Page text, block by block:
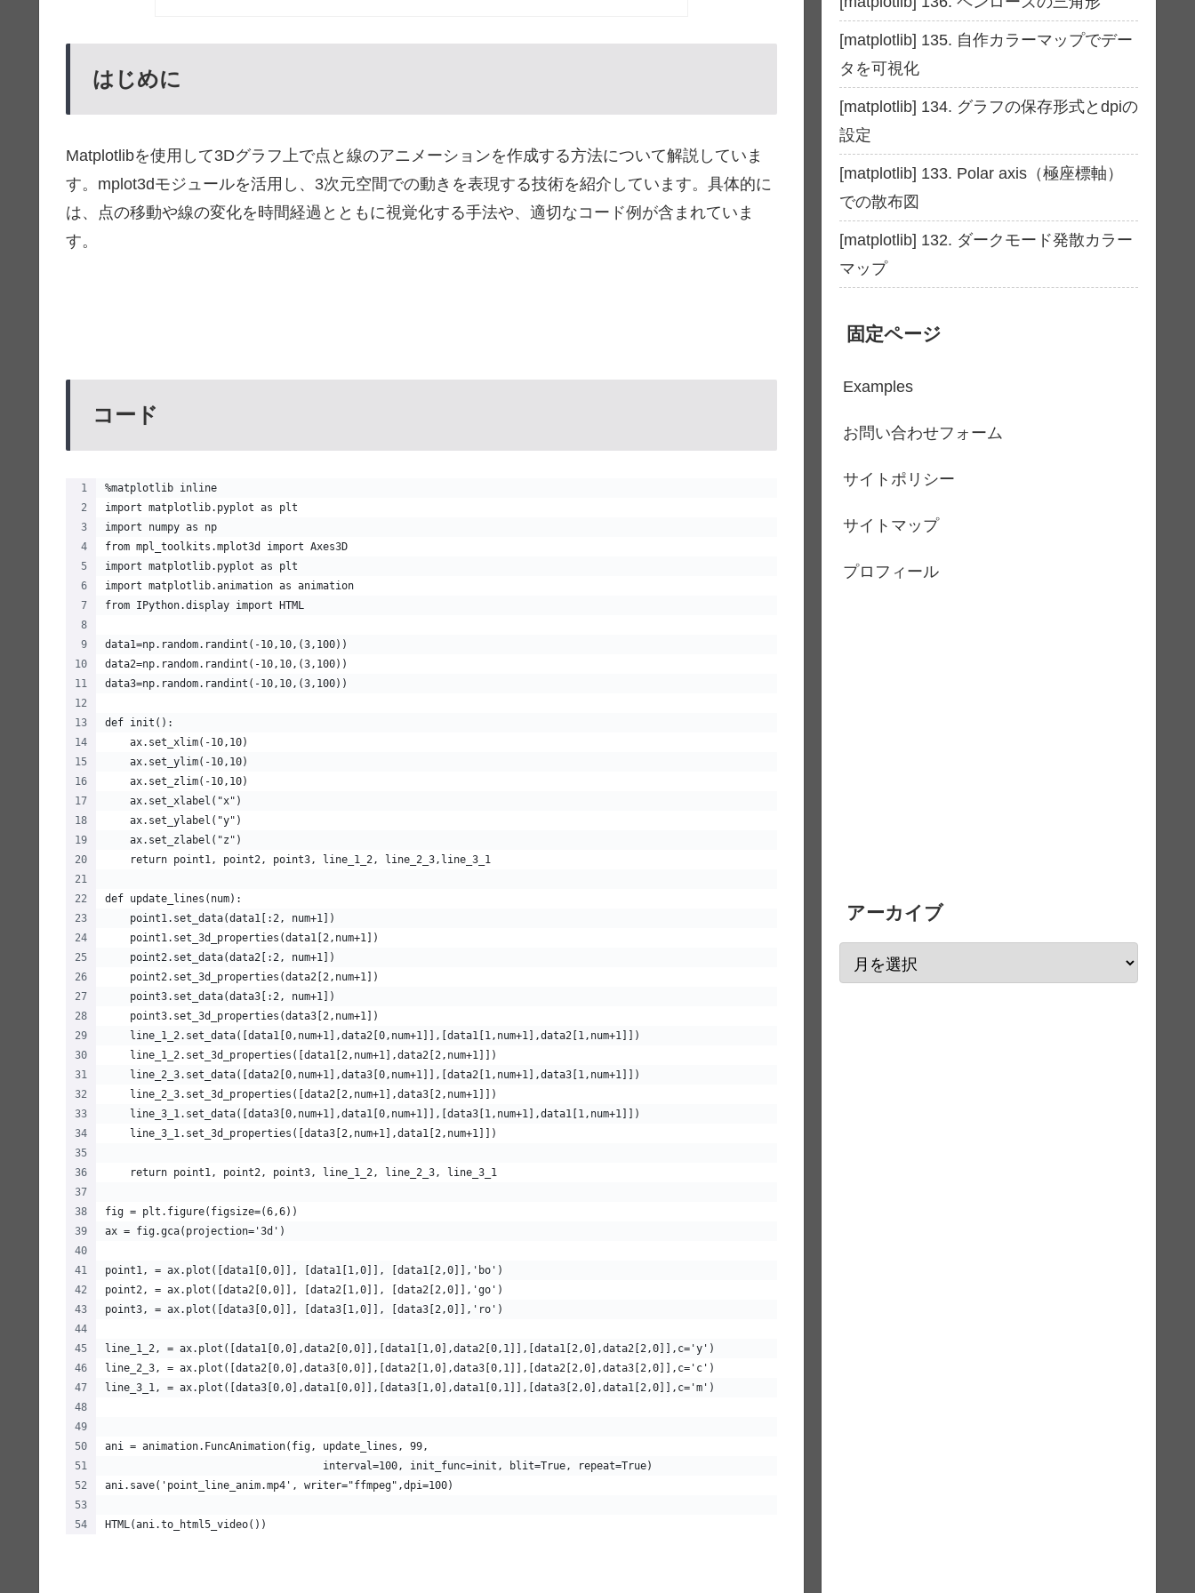
はじめに
Matplotlibを使用して3Dグラフ上で点と線のアニメーションを作成する方法について解説していま
す。mplot3dモジュールを活用し、3次元空間での動きを表現する技術を紹介しています。具体的に
は、点の移動や線の変化を時間経過とともに視覚化する手法や、適切なコード例が含まれていま
す。
コード
%matplotlib inline
import matplotlib.pyplot as plt
import numpy as np
from mpl_toolkits.mplot3d import Axes3D
import matplotlib.pyplot as plt
import matplotlib.animation as animation
from IPython.display import HTML
data1=np.random.randint(-10,10,(3,100))
data2=np.random.randint(-10,10,(3,100))
data3=np.random.randint(-10,10,(3,100))
def init():
    ax.set_xlim(-10,10)
    ax.set_ylim(-10,10)
    ax.set_zlim(-10,10)
    ax.set_xlabel("x")
    ax.set_ylabel("y")
    ax.set_zlabel("z")
    return point1, point2, point3, line_1_2, line_2_3,line_3_1
def update_lines(num):
    point1.set_data(data1[:2, num+1])
    point1.set_3d_properties(data1[2,num+1])
    point2.set_data(data2[:2, num+1])
    point2.set_3d_properties(data2[2,num+1])
    point3.set_data(data3[:2, num+1])
    point3.set_3d_properties(data3[2,num+1])
    line_1_2.set_data([data1[0,num+1],data2[0,num+1]],[data1[1,num+1],data2[1,num+1]])
    line_1_2.set_3d_properties([data1[2,num+1],data2[2,num+1]])
    line_2_3.set_data([data2[0,num+1],data3[0,num+1]],[data2[1,num+1],data3[1,num+1]])
    line_2_3.set_3d_properties([data2[2,num+1],data3[2,num+1]])
    line_3_1.set_data([data3[0,num+1],data1[0,num+1]],[data3[1,num+1],data1[1,num+1]])
    line_3_1.set_3d_properties([data3[2,num+1],data1[2,num+1]])
    return point1, point2, point3, line_1_2, line_2_3, line_3_1
fig = plt.figure(figsize=(6,6))
ax = fig.gca(projection='3d')
point1, = ax.plot([data1[0,0]], [data1[1,0]], [data1[2,0]],'bo')
point2, = ax.plot([data2[0,0]], [data2[1,0]], [data2[2,0]],'go')
point3, = ax.plot([data3[0,0]], [data3[1,0]], [data3[2,0]],'ro')
line_1_2, = ax.plot([data1[0,0],data2[0,0]],[data1[1,0],data2[0,1]],[data1[2,0],data2[2,0]],c='y')
line_2_3, = ax.plot([data2[0,0],data3[0,0]],[data2[1,0],data3[0,1]],[data2[2,0],data3[2,0]],c='c')
line_3_1, = ax.plot([data3[0,0],data1[0,0]],[data3[1,0],data1[0,1]],[data3[2,0],data1[2,0]],c='m')
ani = animation.FuncAnimation(fig, update_lines, 99,
                                   interval=100, init_func=init, blit=True, repeat=True)
ani.save('point_line_anim.mp4', writer="ffmpeg",dpi=100)
HTML(ani.to_html5_video())
[matplotlib] 135. 自作カラーマップでデー
タを可視化
[matplotlib] 134. グラフの保存形式とdpiの
設定
[matplotlib] 133. Polar axis（極座標軸）
での散布図
[matplotlib] 132. ダークモード発散カラー
マップ
固定ページ
Examples
お問い合わせフォーム
サイトポリシー
サイトマップ
プロフィール
アーカイブ